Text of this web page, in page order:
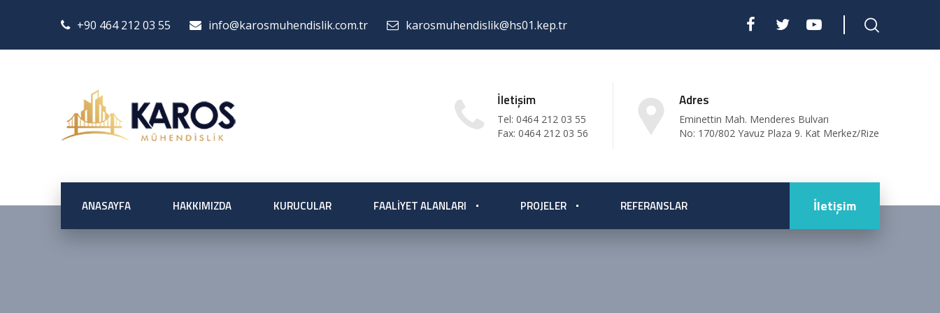
+90 464 212 03 55 info@karosmuhendislik.com.tr karosmuhendislik@hs01.kep.tr
İletişim
Tel: 0464 212 03 55
Fax: 0464 212 03 56
Adres
Eminettin Mah. Menderes Bulvarı
No: 170/802 Yavuz Plaza 9. Kat Merkez/Rize
ANASAYFA HAKKIMIZDA KURUCULAR FAALIYET ALANLARI PROJELER REFERANSLAR İletişim